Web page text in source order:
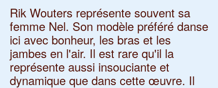
Rik Wouters représente souvent sa
femme Nel. Son modèle préféré danse
ici avec bonheur, les bras et les
jambes en l'air. Il est rare qu'il la
représente aussi insouciante et
dynamique que dans cette œuvre. Il